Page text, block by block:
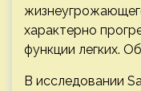
характерно
функции легких.
В исследовании